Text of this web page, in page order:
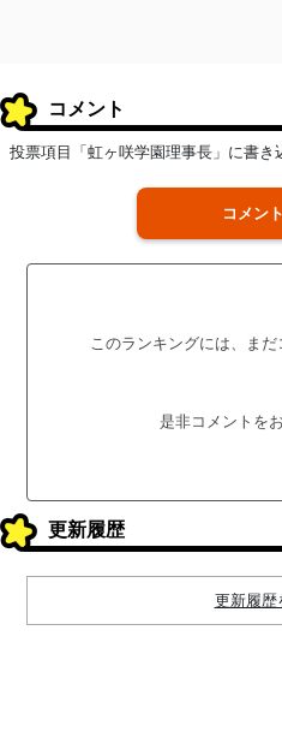
コメント
投票項目「虹ヶ咲学園理事長」に書き
コメン
このランキングには、まだ
是非コメントを
更新履歴
更新履歴